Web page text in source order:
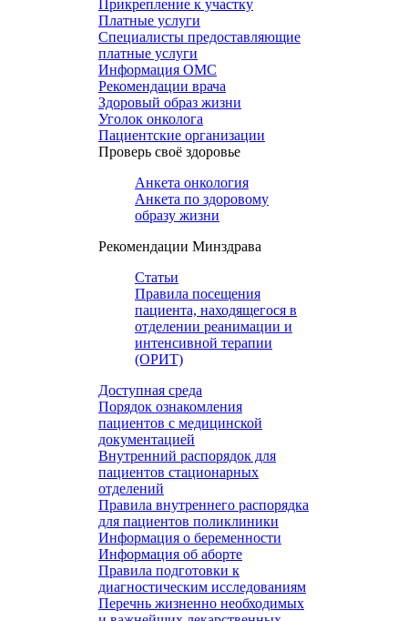
Прикрепление к участку
Платные услуги
Специалисты предоставляющие
платные услуги
Информация ОМС
Рекомендации врача
Здоровый образ жизни
Уголок онколога
Пациентские организации
Проверь своё здоровье
Анкета онкология
Анкета по здоровому
образу жизни
Рекомендации Минздрава
Статьи
Правила посещения
пациента, находящегося в
отделении реанимации и
интенсивной терапии
(ОРИТ)
Доступная среда
Порядок ознакомления
пациентов с медицинской
документацией
Внутренний распорядок для
пациентов стационарных
отделений
Правила внутреннего распорядка
для пациентов поликлиники
Информация о беременности
Информация об аборте
Правила подготовки к
диагностическим исследованиям
Перечнь жизненно необходимых